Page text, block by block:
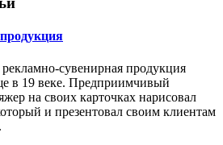
сувенирная продукция
в 19 веке. Предприимчивый
на своих карточках нарисовал
и презентовал своим клиентам